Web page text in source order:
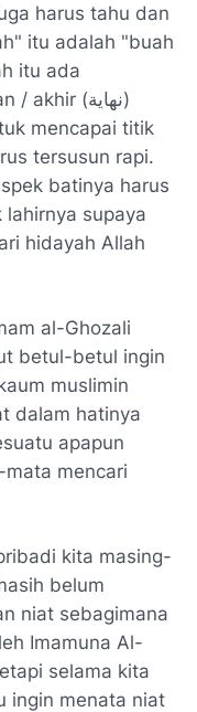
harus tahu dan
itu adalah "buah
itu ada
mencapai titik
tersusun rapi.
batinya harus
supaya
hidayah Allah
al-Ghozali
betul-betul ingin
muslimin
dalam hatinya
apapun
mencari
kita masing-
belum
niat sebagimana
Imamuna Al-
selama kita
ingin menata niat